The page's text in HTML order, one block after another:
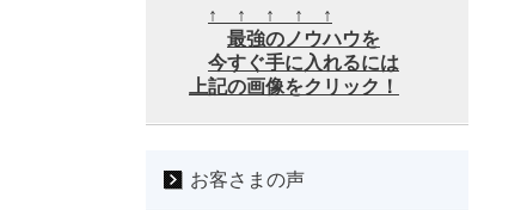
↑ ↑ ↑ ↑ ↑
最強のノウハウを
今すぐ手に入れるには
上記の画像をクリック！
お客さまの声